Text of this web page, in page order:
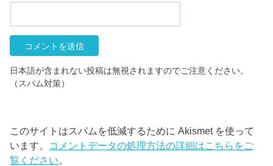
日本語が含まれない投稿は無視されますのでご注意ください。
（スパム対策）
このサイトはスパムを低減するために Akismet を使って
います。 コメントデータの処理方法の詳細はこちらをご
覧ください。